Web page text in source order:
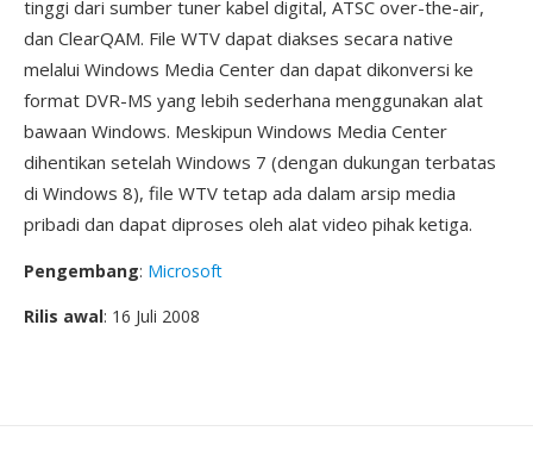
tinggi dari sumber tuner kabel digital, ATSC over-the-air,
dan ClearQAM. File WTV dapat diakses secara native
melalui Windows Media Center dan dapat dikonversi ke
format DVR-MS yang lebih sederhana menggunakan alat
bawaan Windows. Meskipun Windows Media Center
dihentikan setelah Windows 7 (dengan dukungan terbatas
di Windows 8), file WTV tetap ada dalam arsip media
pribadi dan dapat diproses oleh alat video pihak ketiga.
Pengembang: Microsoft
Rilis awal: 16 Juli 2008